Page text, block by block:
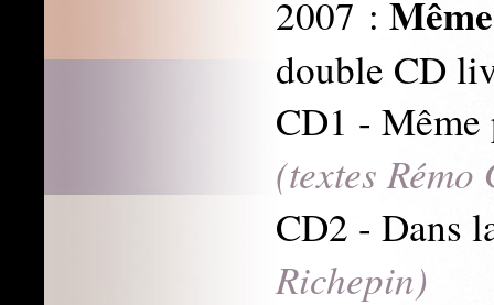
2007 :
double CD
CD1 - Même
(textes
CD2 - Dans
Richepin)